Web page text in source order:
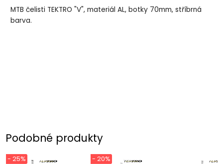
MTB čelisti TEKTRO "V", materiál AL, botky 70mm, stříbrná
barva.
Podobné produkty
- 25% - 20%